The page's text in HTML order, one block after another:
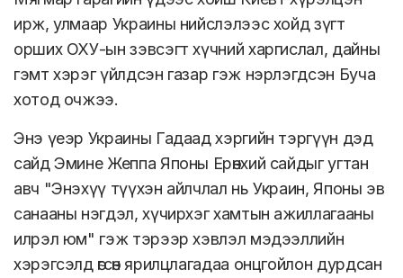
ирж, улмаар Украины нийслэлээс хойд зүгт
орших ОХУ-ын зэвсэгт хүчний харгислал, дайны
гэмт хэрэг үйлдсэн газар гэж нэрлэгдсэн Буча
хотод очжээ.
Энэ үеэр Украины Гадаад хэргийн тэргүүн дэд
сайд Эмине Жеппа Японы Ерөнхий сайдыг угтан
авч "Энэхүү түүхэн айлчлал нь Украин, Японы эв
санааны нэгдэл, хүчирхэг хамтын ажиллагааны
илрэл юм" гэж тэрээр хэвлэл мэдээллийн
хэрэгсэлд өгсөн ярилцлагадаа онцгойлон дурдсан